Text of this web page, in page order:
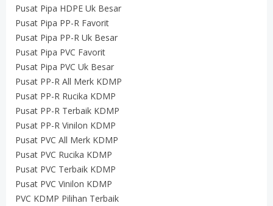
Pusat Pipa HDPE Uk Besar
Pusat Pipa PP-R Favorit
Pusat Pipa PP-R Uk Besar
Pusat Pipa PVC Favorit
Pusat Pipa PVC Uk Besar
Pusat PP-R All Merk KDMP
Pusat PP-R Rucika KDMP
Pusat PP-R Terbaik KDMP
Pusat PP-R Vinilon KDMP
Pusat PVC All Merk KDMP
Pusat PVC Rucika KDMP
Pusat PVC Terbaik KDMP
Pusat PVC Vinilon KDMP
PVC KDMP Pilihan Terbaik